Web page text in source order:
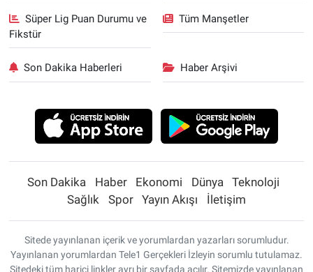
Süper Lig Puan Durumu ve
Fikstür
Tüm Manşetler
Son Dakika Haberleri Haber Arşivi
Son Dakika Haber Ekonomi Dünya
Teknoloji
Sağlık
Spor Yayın Akışı İletişim
Sitede yayınlanan içerik ve yorumlardan yazarları sorumludur.
Yayınlanan yorumlardan Tele1 Gerçekleri İzleyin sorumlu tutulamaz.
Sitedeki tüm harici linkler ayrı bir sayfada açılır. Sitemizde yayınlanan